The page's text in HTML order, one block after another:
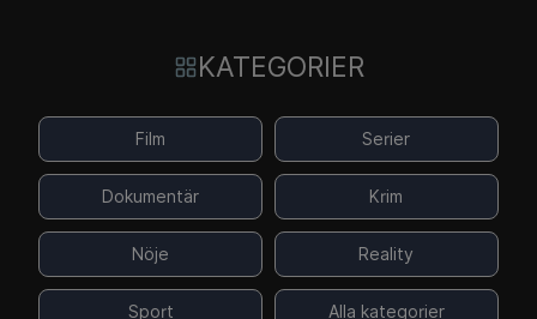
KATEGORIER
Film Serier
Dokumentär Krim
Nöje Reality
Sport Alla kategorier